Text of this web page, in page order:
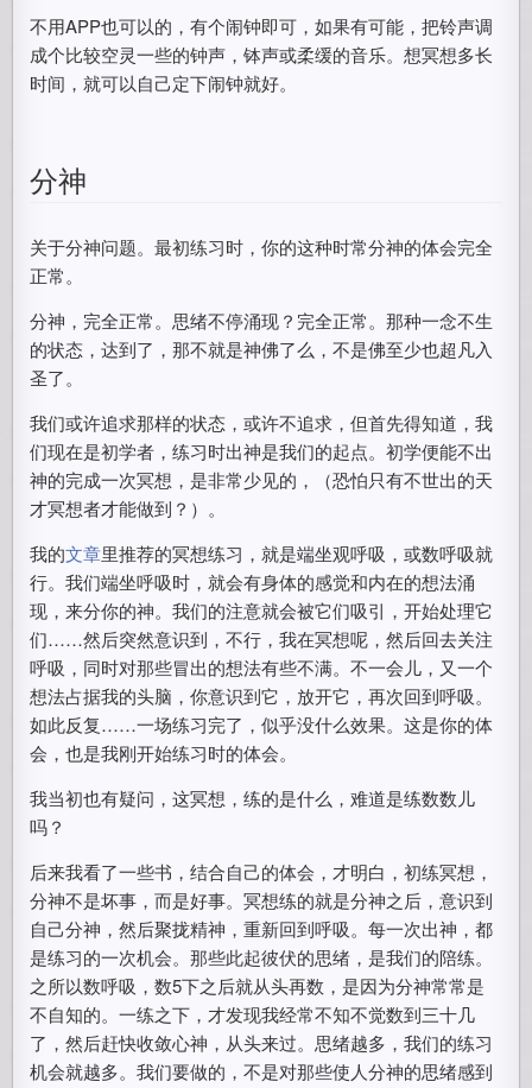
不用APP也可以的，有个闹钟即可，如果有可能，把铃声调
成个比较空灵一些的钟声，钵声或柔缓的音乐。想冥想多长
时间，就可以自己定下闹钟就好。
分神
关于分神问题。最初练习时，你的这种时常分神的体会完全
正常。
分神，完全正常。思绪不停涌现？完全正常。那种一念不生
的状态，达到了，那不就是神佛了么，不是佛至少也超凡入
圣了。
我们或许追求那样的状态，或许不追求，但首先得知道，我
们现在是初学者，练习时出神是我们的起点。初学便能不出
神的完成一次冥想，是非常少见的，（恐怕只有不世出的天
才冥想者才能做到？）。
我的文章里推荐的冥想练习，就是端坐观呼吸，或数呼吸就
行。我们端坐呼吸时，就会有身体的感觉和内在的想法涌
现，来分你的神。我们的注意就会被它们吸引，开始处理它
们……然后突然意识到，不行，我在冥想呢，然后回去关注
呼吸，同时对那些冒出的想法有些不满。不一会儿，又一个
想法占据我的头脑，你意识到它，放开它，再次回到呼吸。
如此反复……一场练习完了，似乎没什么效果。这是你的体
会，也是我刚开始练习时的体会。
我当初也有疑问，这冥想，练的是什么，难道是练数数儿
吗？
后来我看了一些书，结合自己的体会，才明白，初练冥想，
分神不是坏事，而是好事。冥想练的就是分神之后，意识到
自己分神，然后聚拢精神，重新回到呼吸。每一次出神，都
是练习的一次机会。那些此起彼伏的思绪，是我们的陪练。
之所以数呼吸，数5下之后就从头再数，是因为分神常常是
不自知的。一练之下，才发现我经常不知不觉数到三十几
了，然后赶快收敛心神，从头来过。思绪越多，我们的练习
机会就越多。我们要做的，不是对那些使人分神的思绪感到